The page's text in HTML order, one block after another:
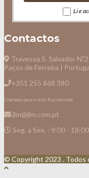
Li e
Contactos
Travessa S. Salvador
Paços de Ferreira |
+351 255 868 380
Chamada para a rede fixa nacional
jlm@jlm.com.pt
Seg. a Sex. : 9:00 - 18:00
© Copyright 2023 . Todos